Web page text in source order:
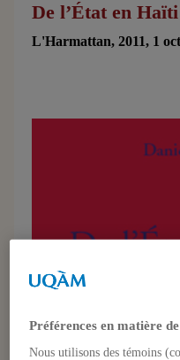
De l’État en Haïti
L'Harmattan, 2011, 1
Préférences en matière
Nous utilisons des témoins